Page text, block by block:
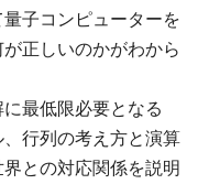
子コンピューターを
正しいのかがわから
最低限必要となる
、行列の考え方と演算
との対応関係を説明